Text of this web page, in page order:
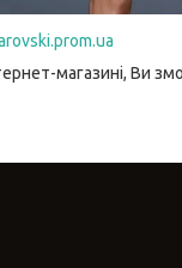
магазині, Ви